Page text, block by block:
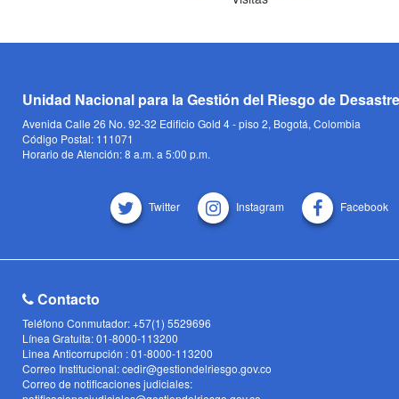
Unidad Nacional para la Gestión del Riesgo de
Avenida Calle 26 No. 92-32 Edificio Gold 4 - piso 2, Bogotá, Colombia
Código Postal: 111071
Horario de Atención: 8 a.m. a 5:00 p.m.
Twitter Instagram Facebook
Contacto
Teléfono Conmutador: +57(1) 5529696
Línea Gratuita: 01-8000-113200
Linea Anticorrupción : 01-8000-113200
Correo Institucional: cedir@gestiondelriesgo.gov.co
Correo de notificaciones judiciales: